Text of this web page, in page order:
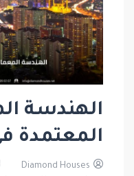
الهندسة
المعتمدة
Diamond Houses